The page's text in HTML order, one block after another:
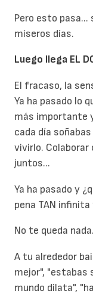
Pero esto pasa...
míseros días.
Luego llega EL
El fracaso, la
Ya ha pasado lo
más importante
cada día
vivirlo.
juntos...
Ya ha pasado y
pena TAN infinita
No te queda
A tu alrededor
mejor", "estabas
mundo dilata",